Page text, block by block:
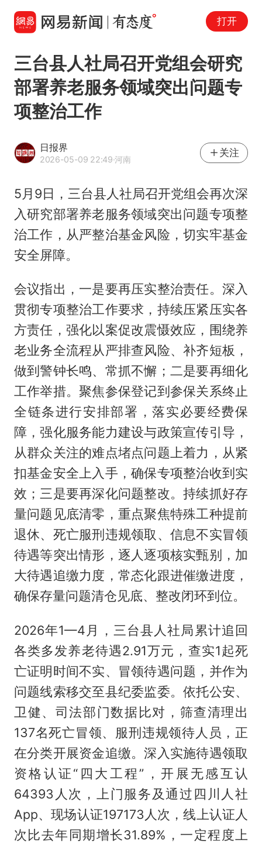
打开
三台县人社局召开党组会研究
部署养老服务领域突出问题专
项整治工作
日报界
2026-05-09 22:49·河南
关注
5月9日，三台县人社局召开党组会再次深
入研究部署养老服务领域突出问题专项整
治工作，从严整治基金风险，切实牢基金
安全屏障。
会议指出，一是要再压实整治责任。深入
贯彻专项整治工作要求，持续压紧压实各
方责任，强化以案促改震慑效应，围绕养
老业务全流程从严排查风险、补齐短板，
做到警钟长鸣、常抓不懈；二是要再细化
工作举措。聚焦参保登记到参保关系终止
全链条进行安排部署，落实必要经费保
障，强化服务能力建设与政策宣传引导，
从群众关注的难点堵点问题上着力，从紧
扣基金安全上入手，确保专项整治收到实
效；三是要再深化问题整改。持续抓好存
量问题见底清零，重点聚焦特殊工种提前
退休、死亡服刑违规领取、信息不实冒领
待遇等突出情形，逐人逐项核实甄别，加
大待遇追缴力度，常态化跟进催缴进度，
确保存量问题清仓见底、整改闭环到位。
2026年1—4月，三台县人社局累计追回
各类多发养老待遇2.91万元，查实1起死
亡证明时间不实、冒领待遇问题，并作为
问题线索移交至县纪委监委。依托公安、
卫健、司法部门数据比对，筛查清理出
137名死亡冒领、服刑违规领待人员，正
在分类开展资金追缴。深入实施待遇领取
资格认证“四大工程”，开展无感互认
64393人次，上门服务及通过四川人社
App、现场认证197173人次，线上认证人
次比去年同期增长31.89%，一定程度上